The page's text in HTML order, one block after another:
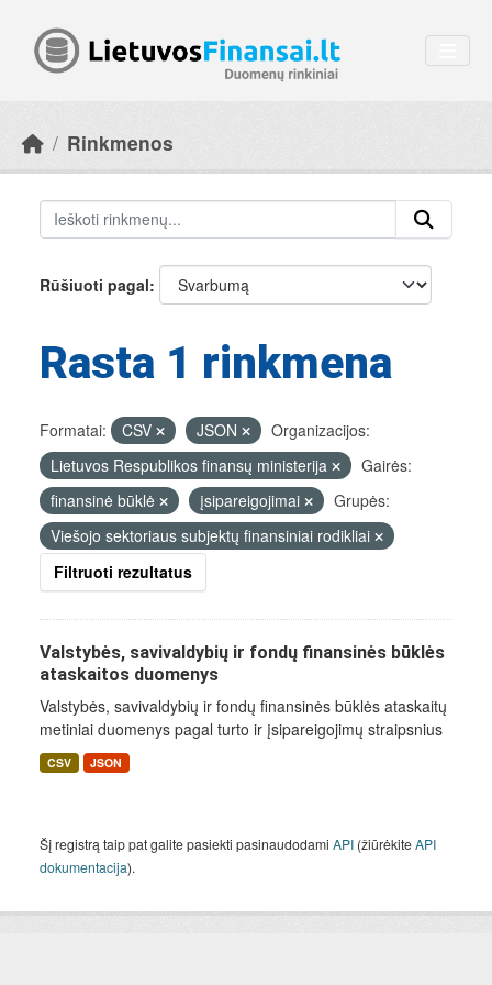
Rinkmenos
Rūšiuoti pagal
Rasta 1 rinkmena
Formatai: CSV JSON
Organizacijos:
Lietuvos Respublikos finansų ministerija
Gairės:
finansinė būklė
įsipareigojimai
Grupės:
Viešojo sektoriaus subjektų finansiniai rodikliai
Filtruoti rezultatus
Valstybės, savivaldybių ir fondų finansinės būklės
ataskaitos duomenys
Valstybės, savivaldybių ir fondų finansinės būklės ataskaitų
metiniai duomenys pagal turto ir įsipareigojimų straipsnius
CSV JSON
Šį registrą taip pat galite pasiekti pasinaudodami API (žiūrėkiteAPI
dokumentacija).